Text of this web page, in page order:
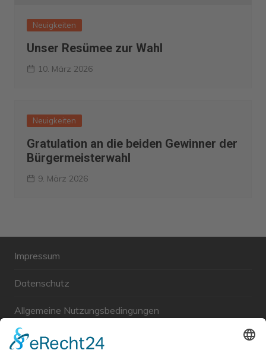
Neuigkeiten
Unser Resümee zur Wahl
10. März 2026
Neuigkeiten
Gratulation an die beiden Gewinner der
Bürgermeisterwahl
9. März 2026
Impressum
Datenschutz
Allgemeine Nutzungsbedingungen
Links